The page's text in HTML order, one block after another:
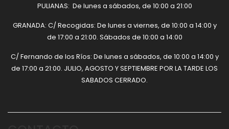
PULIANAS: De lunes a sábados, de 10:00 a 21:00
GRANADA: C/ Recogidas: De lunes a viernes, de 10:00 a 14:00 y
de 17:00 a 21:00. Sábados de 10:00 a 14:00
C/ Fernando de los Ríos: De lunes a sábados, de 10:00 a 14:00 y
de 17:00 a 21:00. JULIO, AGOSTO Y SEPTIEMBRE POR LA TARDE LOS
SABADOS CERRADO.